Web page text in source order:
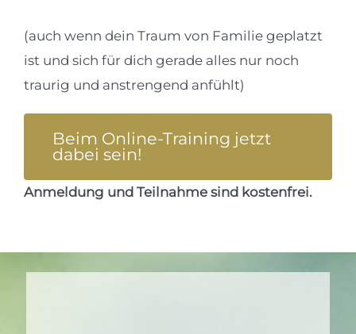
(auch wenn dein Traum von Familie geplatzt
ist und sich für dich gerade alles nur noch
traurig und anstrengend anfühlt)
Beim Online-Training jetzt
dabei sein!
Anmeldung und Teilnahme sind kostenfrei.